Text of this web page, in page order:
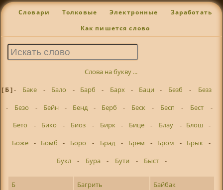
Словари Толковые Электронные Заработать
Как пишется слово
Слова на букву ...
[ Б ]- Баке - Бало - Барб - Барх - Баци - Безб -
Безз
-
Безо - Бейн - Бенд - Берб - Беск - Бесп - Бест
-
Бето
- Бико - Биоз - Бирк - Бице - Блау - Блош
-
Боже
- Бомб - Боро - Брад - Брем - Бром - Брык
-
Букл
- Бура - Бути - Быст -
Б Багрить
Байбак